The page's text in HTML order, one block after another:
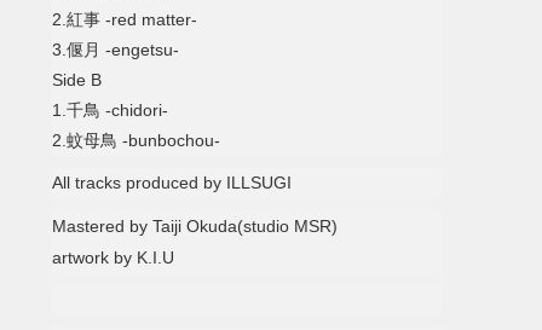
2.紅事 -red matter-
3.偃月 -engetsu-
Side B
1.千鳥 -chidori-
2.蚊母鳥 -bunbochou-
All tracks produced by ILLSUGI
Mastered by Taiji Okuda(studio MSR)
artwork by K.I.U